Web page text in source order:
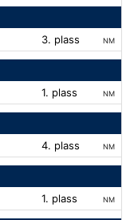
3. plass NM
1. plass NM
4. plass NM
1. plass NM